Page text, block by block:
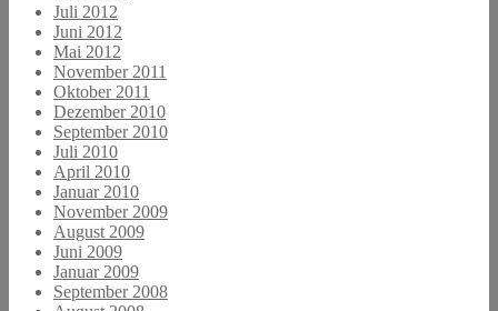
Juli 2012
Juni 2012
Mai 2012
November 2011
Oktober 2011
Dezember 2010
September 2010
Juli 2010
April 2010
Januar 2010
November 2009
August 2009
Juni 2009
Januar 2009
September 2008